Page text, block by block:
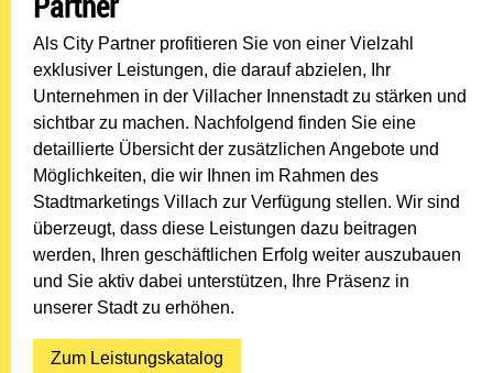
Als City Partner profitieren Sie von einer Vielzahl
exklusiver Leistungen, die darauf abzielen, Ihr
Unternehmen in der Villacher Innenstadt zu stärken und
sichtbar zu machen. Nachfolgend finden Sie eine
detaillierte Übersicht der zusätzlichen Angebote und
Möglichkeiten, die wir Ihnen im Rahmen des
Stadtmarketings Villach zur Verfügung stellen. Wir sind
überzeugt, dass diese Leistungen dazu beitragen
werden, Ihren geschäftlichen Erfolg weiter auszubauen
und Sie aktiv dabei unterstützen, Ihre Präsenz in
unserer Stadt zu erhöhen.
Zum Leistungskatalog